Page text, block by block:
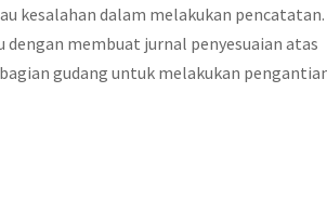
kesalahan dalam melakukan pencatatan.
dengan membuat jurnal penyesuaian atas
gudang untuk melakukan